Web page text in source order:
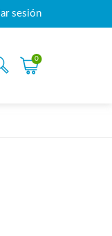
sesión
0